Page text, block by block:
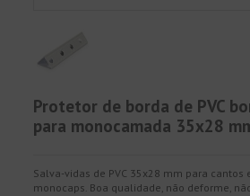
Protetor de borda de PVC
para monocamada 35x28
Salva-vidas de PVC 35x28 mm para cantos
monocaps. Boa qualidade, não deforme,